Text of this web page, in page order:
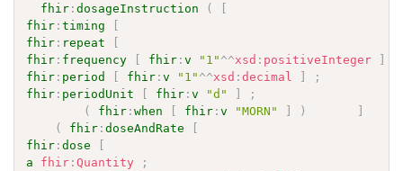
fhir :dosageInstruction (
fhir :timing
fhir : repeat
fhir : frequency fhir :v "1" ^^xsd : positiveInteger
fhir : period fhir :v "1" ^^xsd :decimal
;
fhir : periodUnit fhir :v "d"
;
(
fhir :when fhir :v "MORN" )
(
fhir :doseAndRate
fhir :dose
a
fhir :Quantity
;